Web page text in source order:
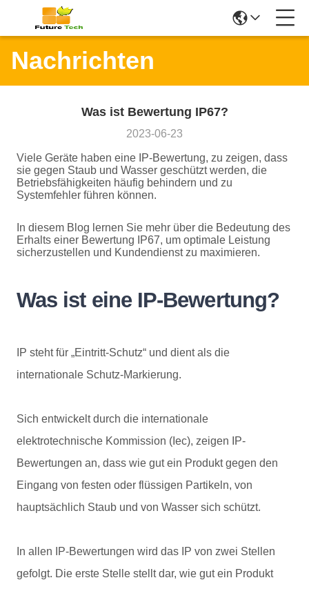
Nachrichten
Was ist Bewertung IP67?
2023-06-23
Viele Geräte haben eine IP-Bewertung, zu zeigen, dass
sie gegen Staub und Wasser geschützt werden, die
Betriebsfähigkeiten häufig behindern und zu
Systemfehler führen können.
In diesem Blog lernen Sie mehr über die Bedeutung des
Erhalts einer Bewertung IP67, um optimale Leistung
sicherzustellen und Kundendienst zu maximieren.
Was ist eine IP-Bewertung?
IP steht für „Eintritt-Schutz“ und dient als die
internationale Schutz-Markierung.
Sich entwickelt durch die internationale
elektrotechnische Kommission (Iec), zeigen IP-
Bewertungen an, dass wie gut ein Produkt gegen den
Eingang von festen oder flüssigen Partikeln, von
hauptsächlich Staub und von Wasser sich schützt.
In allen IP-Bewertungen wird das IP von zwei Stellen
gefolgt. Die erste Stelle stellt dar, wie gut ein Produkt